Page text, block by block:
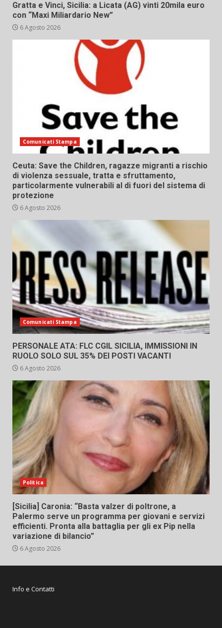
Gratta e Vinci, Sicilia: a Licata (AG) vinti 20mila euro
con “Maxi Miliardario New”
6 Agosto 2026
Comunicati Stampa
Ceuta: Save the Children, ragazze migranti a rischio
di violenza sessuale, tratta e sfruttamento,
particolarmente vulnerabili al di fuori del sistema di
protezione
6 Agosto 2026
Comunicati Stampa
PERSONALE ATA: FLC CGIL SICILIA, IMMISSIONI IN
RUOLO SOLO SUL 35% DEI POSTI VACANTI
6 Agosto 2026
Politica
[Sicilia] Caronia: “Basta valzer di poltrone, a
Palermo serve un programma per giovani e servizi
efficienti. Pronta alla battaglia per gli ex Pip nella
variazione di bilancio”
6 Agosto 2026
Info e Contatti